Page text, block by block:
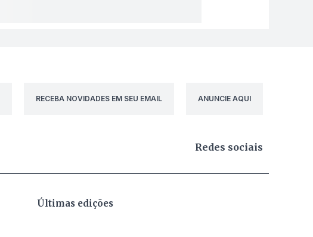
RECEBA NOVIDADES EM SEU EMAIL ANUNCIE AQUI
Redes sociais
Últimas edições